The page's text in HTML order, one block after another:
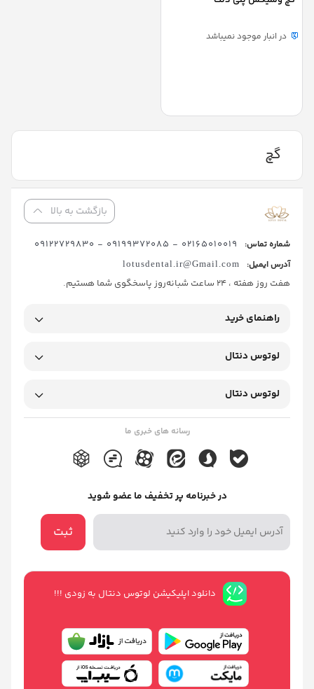
در انبار موجود نمیباشد
گچ
بازگشت به بالا
شماره تماس: 02165010019 - 09199372085 - 09122729830
آدرس ایمیل: lotusdental.ir@Gmail.com
هفت روز هفته ، 24 ساعت شبانه‌روز پاسخگوی شما هستیم.
راهنمای خرید
لوتوس دنتال
لوتوس دنتال
رسانه های خبری ما
در خبرنامه پر تخفیف ما عضو شوید
ثبت
دانلود اپلیکیشن لوتوس دنتال به زودی !!!